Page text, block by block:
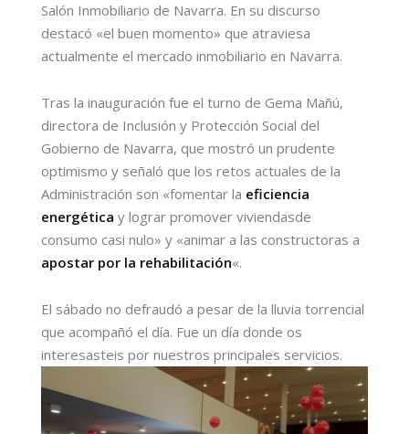
Salón Inmobiliario de Navarra. En su discurso
destacó «el buen momento» que atraviesa
actualmente el mercado inmobiliario en Navarra.
Tras la inauguración fue el turno de Gema Mañú,
directora de Inclusión y Protección Social del
Gobierno de Navarra, que mostró un prudente
optimismo y señaló que los retos actuales de la
Administración son «fomentar la eficiencia
energética y lograr promover viviendasde
consumo casi nulo» y «animar a las constructoras a
apostar por la rehabilitación«.
El sábado no defraudó a pesar de la lluvia torrencial
que acompañó el día. Fue un día donde os
interesasteis por nuestros principales servicios.